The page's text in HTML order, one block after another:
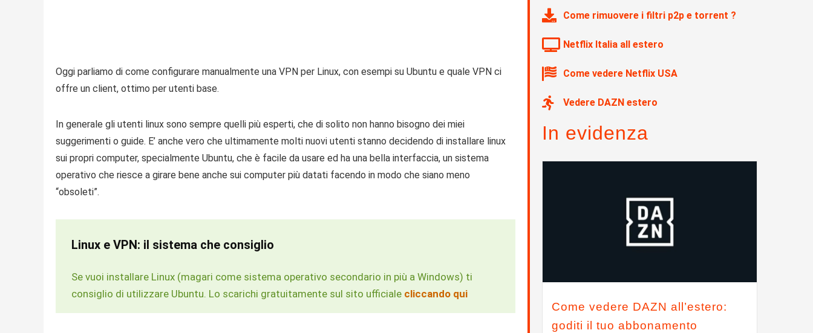
Oggi parliamo di come configurare manualmente una VPN per Linux, con esempi su Ubuntu e quale VPN ci
offre un client, ottimo per utenti base.
In generale gli utenti linux sono sempre quelli più esperti, che di solito non hanno bisogno dei miei
suggerimenti o guide. E’ anche vero che ultimamente molti nuovi utenti stanno decidendo di installare linux
sui propri computer, specialmente Ubuntu, che è facile da usare ed ha una bella interfaccia, un sistema
operativo che riesce a girare bene anche sui computer più datati facendo in modo che siano meno
“obsoleti”.
Linux e VPN: il sistema che consiglio
Se vuoi installare Linux (magari come sistema operativo secondario in più a Windows) ti
consiglio di utilizzare Ubuntu. Lo scarichi gratuitamente sul sito ufficiale cliccando qui
Come rimuovere i filtri p2p e torrent ?
Netflix Italia all estero
Come vedere Netflix USA
Vedere DAZN estero
In evidenza
Come vedere DAZN all’estero:
goditi il tuo abbonamento